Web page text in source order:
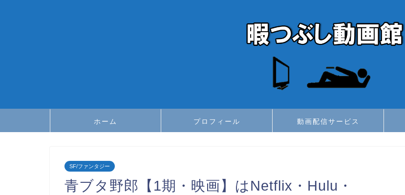
ホーム プロフィール 動画配信サービス
SF/ファンタジー
青ブタ野郎【1期・映画】はNetflix・Hulu・